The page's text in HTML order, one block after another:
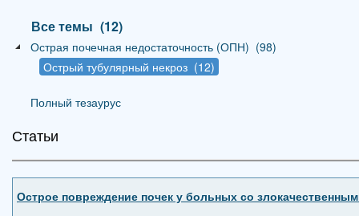
Все темы (12)
Острая почечная недостаточность (ОПН) (98)
Острый тубулярный некроз_ (12)
Полный тезаурус
Статьи
Острое повреждение почек у больных со